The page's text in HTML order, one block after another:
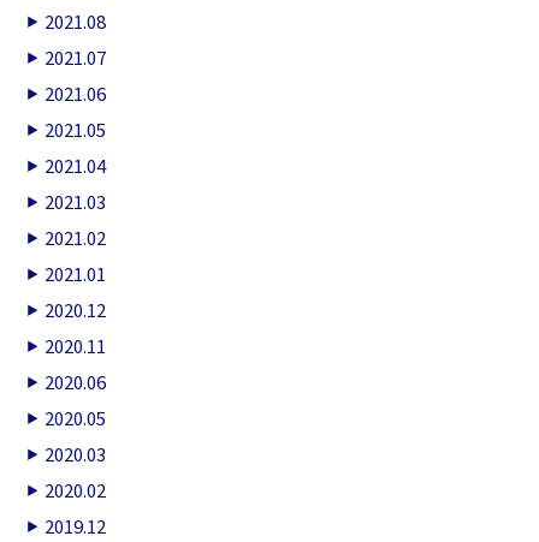
2021.08
2021.07
2021.06
2021.05
2021.04
2021.03
2021.02
2021.01
2020.12
2020.11
2020.06
2020.05
2020.03
2020.02
2019.12